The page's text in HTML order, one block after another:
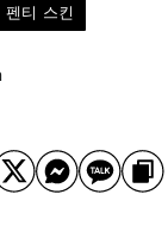
펜티 스킨